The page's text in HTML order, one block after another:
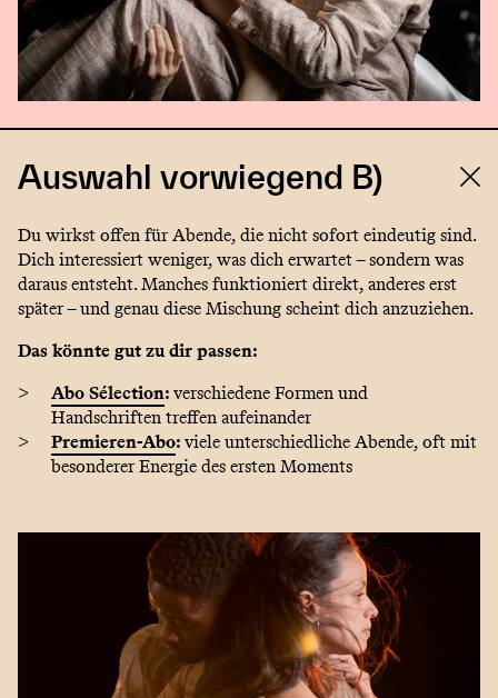
Auswahl vorwiegend B)
Du wirkst offen für Abende, die nicht sofort eindeutig sind.
Dich interessiert weniger, was dich erwartet – sondern was
daraus entsteht. Manches funktioniert direkt, anderes erst
später – und genau diese Mischung scheint dich anzuziehen.
Das könnte gut zu dir passen:
Abo Sélection:verschiedene Formen und
Handschriften treffen aufeinander
Premieren-Abo:viele unterschiedliche Abende, oft mit
besonderer Energie des ersten Moments